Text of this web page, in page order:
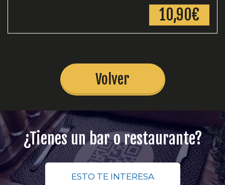
10,90€
Volver
¿Tienes un bar o restaurante?
ESTO TE INTERESA